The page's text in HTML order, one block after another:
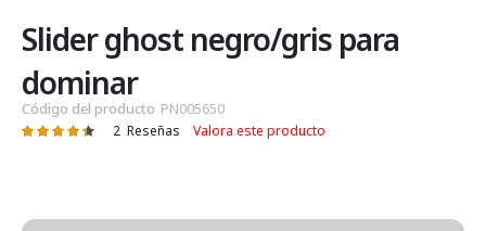
de
la
galería
de
imágenes
Slider ghost negro/gris para
dominar
Código del producto PN005650
Valoración: 2 Reseñas Valora este producto